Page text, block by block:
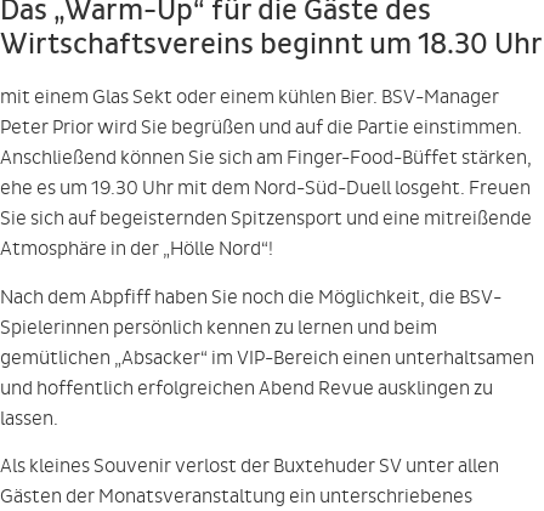
Das „Warm-Up“ für die Gäste des
Wirtschaftsvereins beginnt um 18.30 Uhr
mit einem Glas Sekt oder einem kühlen Bier. BSV-Manager
Peter Prior wird Sie begrüßen und auf die Partie einstimmen.
Anschließend können Sie sich am Finger-Food-Büffet stärken,
ehe es um 19.30 Uhr mit dem Nord-Süd-Duell losgeht. Freuen
Sie sich auf begeisternden Spitzensport und eine mitreißende
Atmosphäre in der „Hölle Nord“!
Nach dem Abpfiff haben Sie noch die Möglichkeit, die BSV-
Spielerinnen persönlich kennen zu lernen und beim
gemütlichen „Absacker“ im VIP-Bereich einen unterhaltsamen
und hoffentlich erfolgreichen Abend Revue ausklingen zu
lassen.
Als kleines Souvenir verlost der Buxtehuder SV unter allen
Gästen der Monatsveranstaltung ein unterschriebenes